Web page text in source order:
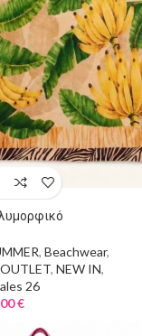
, Beachwear,
, NEW IN,
26
€